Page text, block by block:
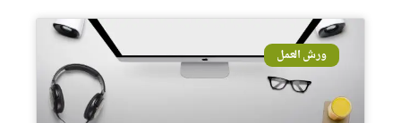
ورش العمل